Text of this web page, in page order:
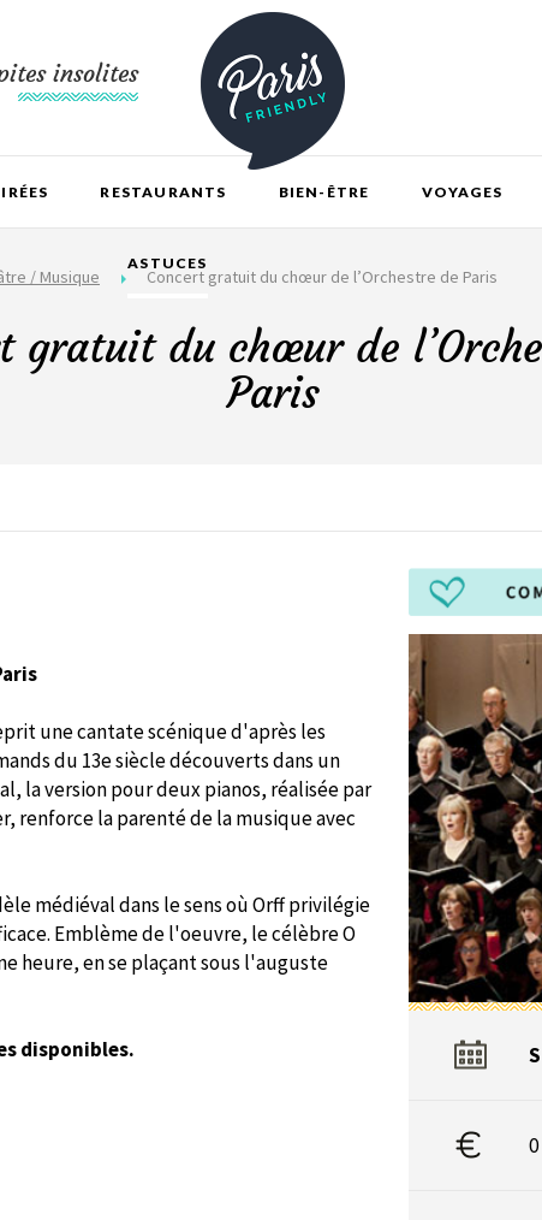
insolites
RESTAURANTS BIEN-ÊTRE VOYAGES
ASTUCES
/ Musique Concert gratuit du chœur de l’Orchestre de Paris
gratuit du chœur de
Paris
une cantate scénique d'après les
du 13e siècle découverts dans un
la version pour deux pianos, réalisée par
renforce la parenté de la musique avec
médiéval dans le sens où Orff privilégie
Emblème de l'oeuvre, le célèbre O
heure, en se plaçant sous l'auguste
disponibles.